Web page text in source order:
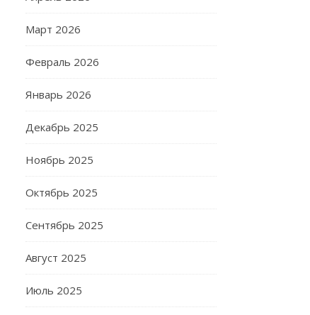
Март 2026
Февраль 2026
Январь 2026
Декабрь 2025
Ноябрь 2025
Октябрь 2025
Сентябрь 2025
Август 2025
Июль 2025